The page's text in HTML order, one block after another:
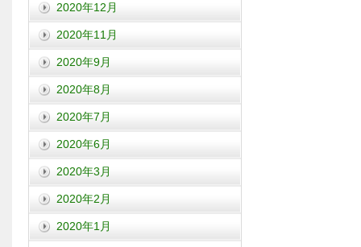
2020年12月
2020年11月
2020年9月
2020年8月
2020年7月
2020年6月
2020年3月
2020年2月
2020年1月